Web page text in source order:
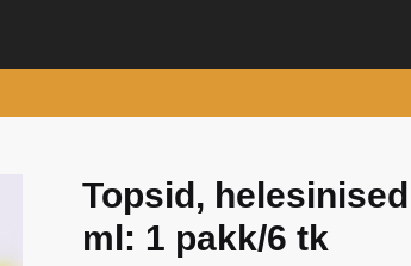
Topsid,
ml: 1 pakk/6 tk